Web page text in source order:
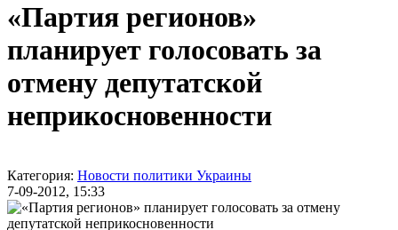
«Партия регионов»
планирует голосовать за
отмену депутатской
неприкосновенности
Категория: Новости политики Украины
7-09-2012, 15:33